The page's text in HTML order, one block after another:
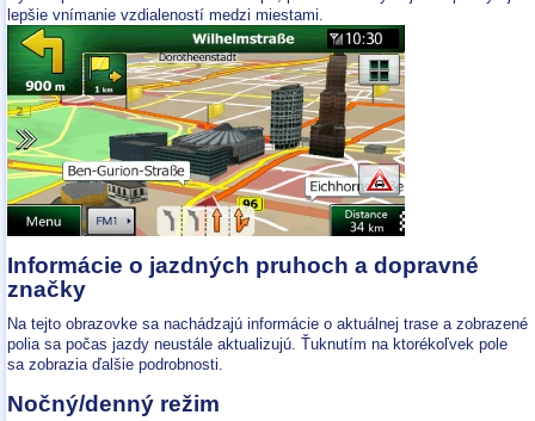
lepšie vnímanie vzdialeností medzi miestami.
Informácie o jazdných pruhoch a dopravné
značky
Na tejto obrazovke sa nachádzajú informácie o aktuálnej trase a zobrazené
polia sa počas jazdy neustále aktualizujú. Ťuknutím na ktorékoľvek pole
sa zobrazia ďalšie podrobnosti.
Nočný/denný režim